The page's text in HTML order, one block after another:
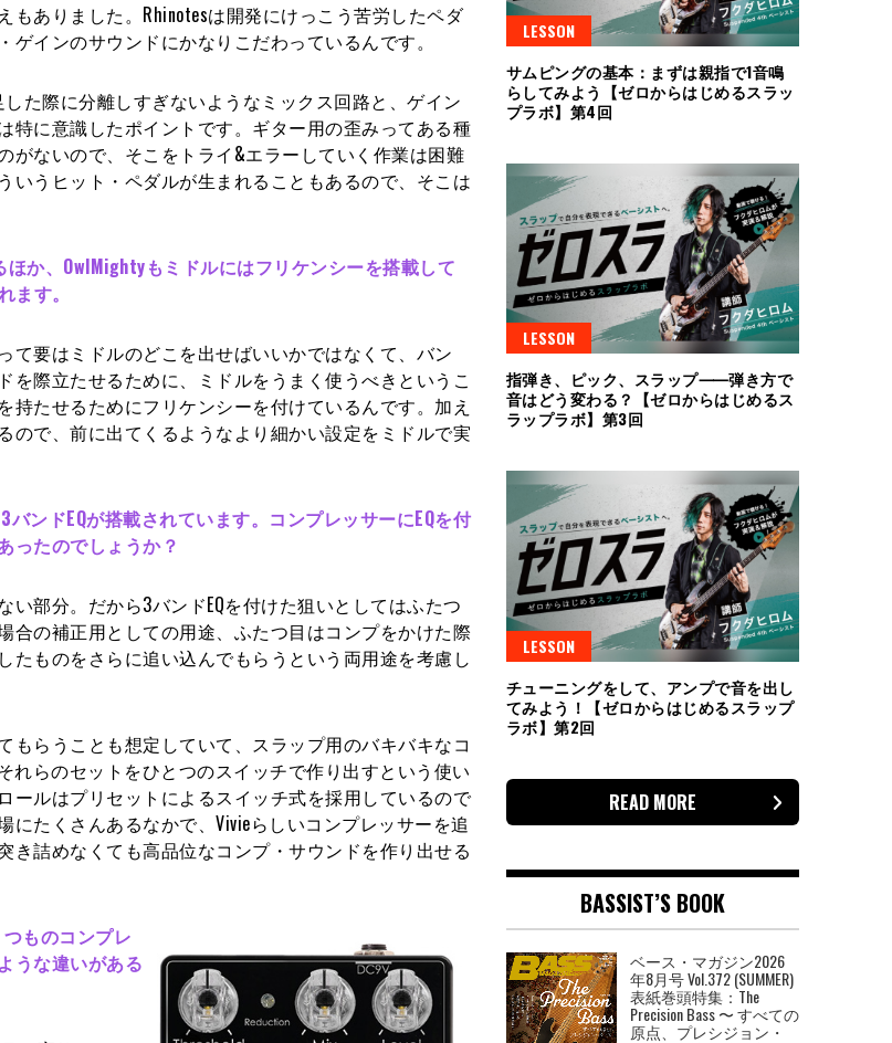
ありました。Rhinotesは開発にけっこう苦労したペダ
インのサウンドにかなりこだわっているんです。
た際に分離しすぎないようなミックス回路と、ゲイン
に意識したポイントです。ギター用の歪みってある種
ないので、そこをトライ&エラーしていく作業は困難
うヒット・ペダルが生まれることもあるので、そこは
か、OwlMightyもミドルにはフリケンシーを搭載して
す。
て要はミドルのどこを出せばいいかではなくて、バン
を際立たせるために、ミドルをうまく使うべきというこ
たせるためにフリケンシーを付けているんです。加え
で、前に出てくるようなより細かい設定をミドルで実
ンドEQが搭載されています。コンプレッサーにEQを付
ったのでしょうか？
部分。だから3バンドEQを付けた狙いとしてはふたつ
の補正用としての用途、ふたつ目はコンプをかけた際
ものをさらに追い込んでもらうという両用途を考慮し
もらうことも想定していて、スラップ用のバキバキなコ
れらのセットをひとつのスイッチで作り出すという使い
ルはプリセットによるスイッチ式を採用しているので
たくさんあるなかで、Vivieらしいコンプレッサーを追
詰めなくても高品位なコンプ・サウンドを作り出せる
ものコンプレ
うな違いがある
LESSON
サムピングの基本：まずは親指で1音鳴
らしてみよう【ゼロからはじめるスラッ
プラボ】第4回
LESSON
指弾き、ピック、スラップ⸺弾き方で
音はどう変わる？【ゼロからはじめるス
ラップラボ】第3回
LESSON
チューニングをして、アンプで音を出し
てみよう！【ゼロからはじめるスラップ
ラボ】第2回
READ MORE
BASSIST’S BOOK
ベース・マガジン2026
年8月号 Vol.372 (SUMMER)
表紙巻頭特集：The
Precision Bass 〜 すべての
原点、プレシジョン・